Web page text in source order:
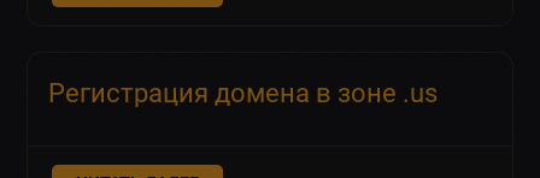
Регистрация домена в зоне .us